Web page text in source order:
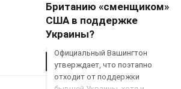
Британию «сменщиком»
США в поддержке
Украины?
Официальный Вашингтон
утверждает, что поэтапно
отходит от поддержки